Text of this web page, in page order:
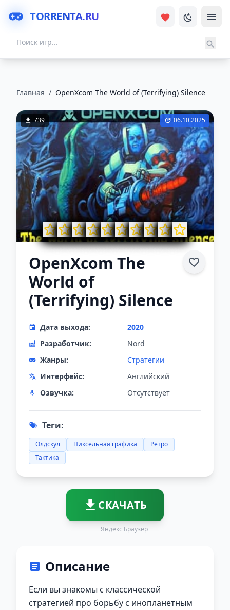
TORRENTA.RU
Главная / OpenXcom The World of (Terrifying) Silence
739 06.10.2025
OpenXcom The
World of
(Terrifying) Silence
Дата выхода:
2020
Разработчик:
Nord
Жанры:
Стратегии
Интерфейс:
Английский
Озвучка:
Отсутствует
Теги:
Олдскул Пиксельная графика
Ретро
Тактика
СКАЧАТЬ
Яндекс Браузер
Описание
Если вы знакомы с классической
стратегией про борьбу с инопланетным